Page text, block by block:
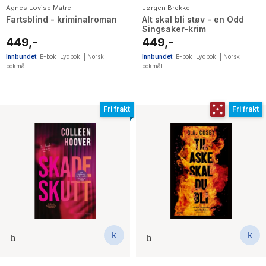
Agnes Lovise Matre
Fartsblind - kriminalroman
449,-
Innbundet E-bok Lydbok
Norsk
bokmål
Jørgen Brekke
Alt skal bli støv - en Odd
Singsaker-krim
449,-
Innbundet E-bok Lydbok
Norsk
bokmål
Fri frakt Fri frakt